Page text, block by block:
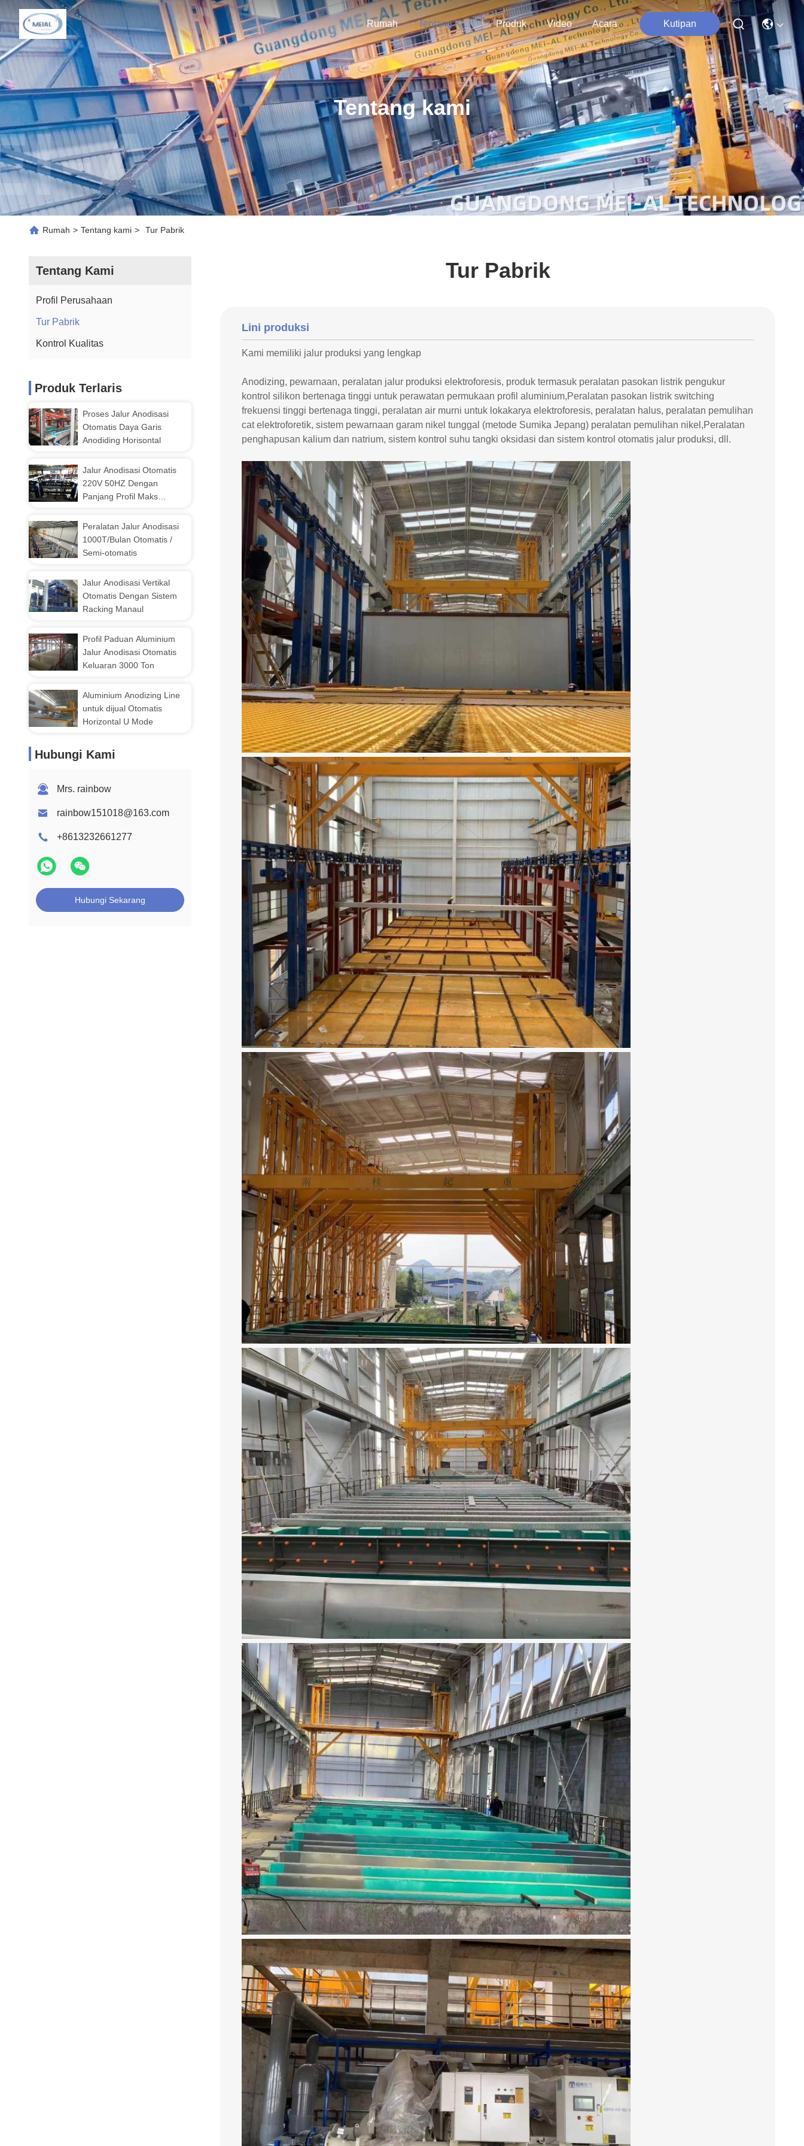
Rumah Tentang Kami Produk Video Acara Kutipan
Tentang kami
Rumah > Tentang kami > Tur Pabrik
Tentang Kami
Profil Perusahaan
Tur Pabrik
Kontrol Kualitas
Produk Terlaris
Proses Jalur Anodisasi
Otomatis Daya Garis
Anodiding Horisontal
Jalur Anodisasi Otomatis
220V 50HZ Dengan
Panjang Profil Maks
Peralatan Jalur Anodisasi
1000T/Bulan Otomatis /
Semi-otomatis
Jalur Anodisasi Vertikal
Otomatis Dengan Sistem
Racking Manaul
Profil Paduan Aluminium
Jalur Anodisasi Otomatis
Keluaran 3000 Ton
Aluminium Anodizing Line
untuk dijual Otomatis
Horizontal U Mode
Hubungi Kami
Mrs. rainbow
rainbow151018@163.com
+8613232661277
Hubungi Sekarang
Tur Pabrik
Lini produksi
Kami memiliki jalur produksi yang lengkap
Anodizing, pewarnaan, peralatan jalur produksi elektroforesis, produk termasuk peralatan pasokan listrik pengukur
kontrol silikon bertenaga tinggi untuk perawatan permukaan profil aluminium,Peralatan pasokan listrik switching
frekuensi tinggi bertenaga tinggi, peralatan air murni untuk lokakarya elektroforesis, peralatan halus, peralatan pemulihan
cat elektroforetik, sistem pewarnaan garam nikel tunggal (metode Sumika Jepang) peralatan pemulihan nikel,Peralatan
penghapusan kalium dan natrium, sistem kontrol suhu tangki oksidasi dan sistem kontrol otomatis jalur produksi, dll.